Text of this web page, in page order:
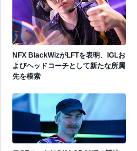
NFX BlackWizがLFTを表明、IGLお
よびヘッドコーチとして新たな所属
先を模索